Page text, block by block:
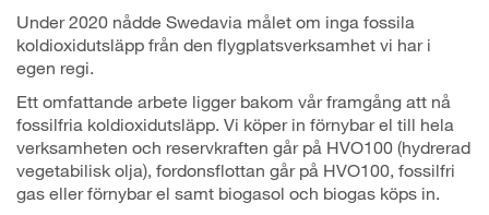
Under 2020 nådde Swedavia målet om inga fossila
koldioxidutsläpp från den flygplatsverksamhet vi har i
egen regi.
Ett omfattande arbete ligger bakom vår framgång att nå
fossilfria koldioxidutsläpp. Vi köper in förnybar el till hela
verksamheten och reservkraften går på HVO100 (hydrerad
vegetabilisk olja), fordonsflottan går på HVO100, fossilfri
gas eller förnybar el samt biogasol och biogas köps in.